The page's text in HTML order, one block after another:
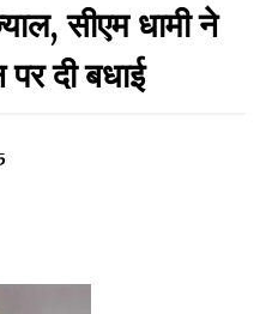
Day 6 September
2023
Day 17 May
सीएम धामी ने
पर दी बधाई